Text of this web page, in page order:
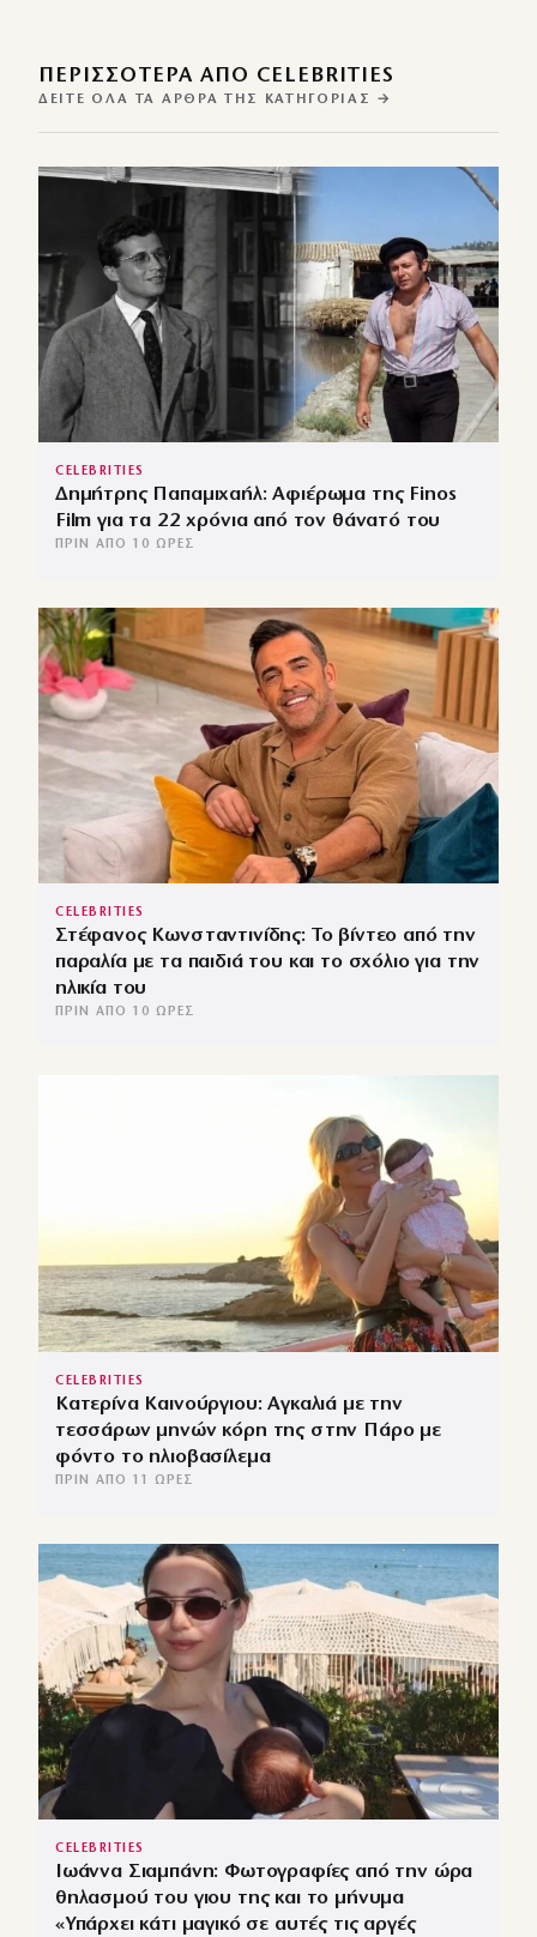
ΠΕΡΙΣΣΌΤΕΡΑ ΑΠΌ CELEBRITIES
ΔΕΊΤΕ ΌΛΑ ΤΑ ΆΡΘΡΑ ΤΗΣ ΚΑΤΗΓΟΡΊΑΣ →
CELEBRITIES
Δημήτρης Παπαμιχαήλ: Αφιέρωμα της Finos
Film για τα 22 χρόνια από τον θάνατό του
ΠΡΙΝ ΑΠΌ 10 ΏΡΕΣ
CELEBRITIES
Στέφανος Κωνσταντινίδης: Το βίντεο από την
παραλία με τα παιδιά του και το σχόλιο για την
ηλικία του
ΠΡΙΝ ΑΠΌ 10 ΏΡΕΣ
CELEBRITIES
Κατερίνα Καινούργιου: Αγκαλιά με την
τεσσάρων μηνών κόρη της στην Πάρο με
φόντο το ηλιοβασίλεμα
ΠΡΙΝ ΑΠΌ 11 ΏΡΕΣ
CELEBRITIES
Ιωάννα Σιαμπάνη: Φωτογραφίες από την ώρα
θηλασμού του γιου της και το μήνυμα
«Υπάρχει κάτι μαγικό σε αυτές τις αργές